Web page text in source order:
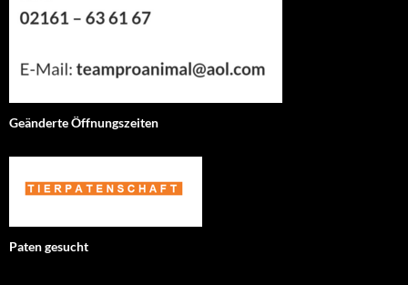
Geänderte Öffnungszeiten
Paten gesucht